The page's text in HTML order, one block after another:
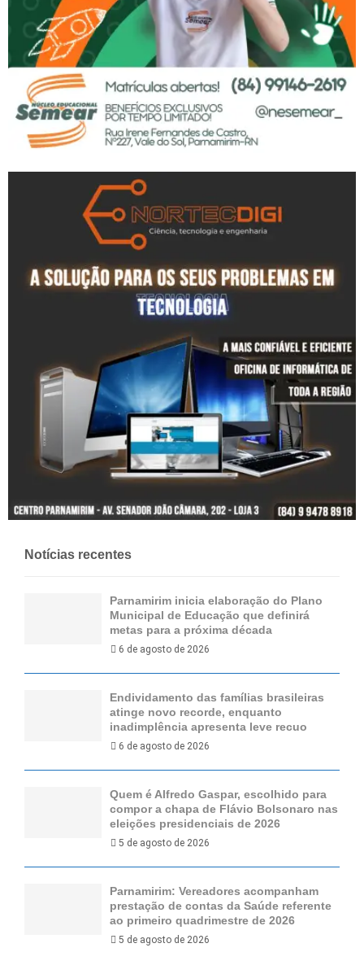
Notícias recentes
Parnamirim inicia elaboração do Plano
Municipal de Educação que definirá
metas para a próxima década
6 de agosto de 2026
Endividamento das famílias brasileiras
atinge novo recorde, enquanto
inadimplência apresenta leve recuo
6 de agosto de 2026
Quem é Alfredo Gaspar, escolhido para
compor a chapa de Flávio Bolsonaro nas
eleições presidenciais de 2026
5 de agosto de 2026
Parnamirim: Vereadores acompanham
prestação de contas da Saúde referente
ao primeiro quadrimestre de 2026
5 de agosto de 2026